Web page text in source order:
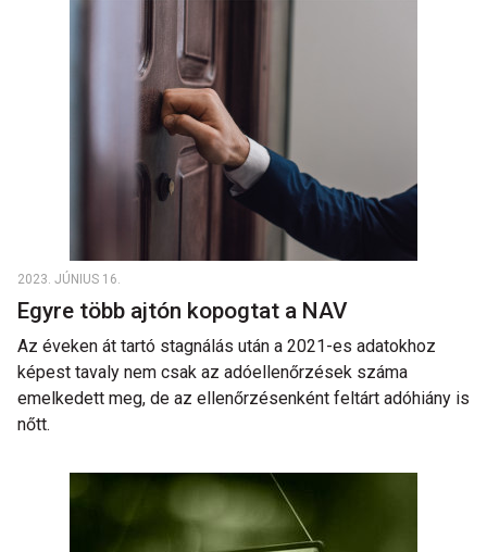
2023. JÚNIUS 16.
Egyre több ajtón kopogtat a NAV
Az éveken át tartó stagnálás után a 2021-es adatokhoz
képest tavaly nem csak az adóellenőrzések száma
emelkedett meg, de az ellenőrzésenként feltárt adóhiány is
nőtt.